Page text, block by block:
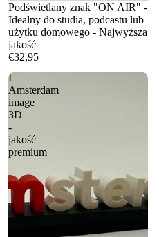
Podświetlany znak "ON AIR" -
Idealny do studia, podcastu lub
użytku domowego - Najwyższa
jakość
€32,95
I
Amsterdam
image
3D
-
jakość
premium